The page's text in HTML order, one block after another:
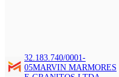
32.183.740/0001-
05MARVIN MARMORES